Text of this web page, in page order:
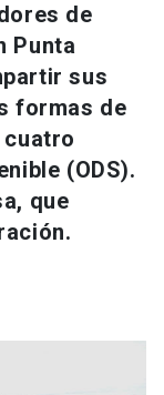
de
Punta
sus
formas de
(ODS).
que